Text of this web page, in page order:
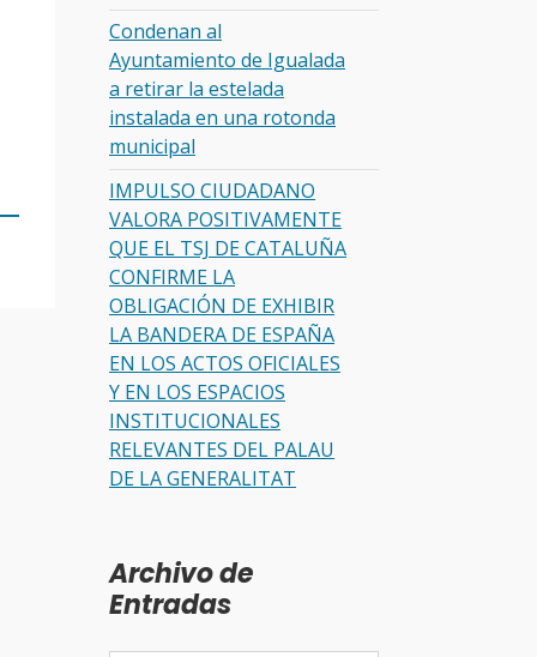
Condenan al
Ayuntamiento de Igualada
a retirar la estelada
instalada en una rotonda
municipal
IMPULSO CIUDADANO
VALORA POSITIVAMENTE
QUE EL TSJ DE CATALUÑA
CONFIRME LA
OBLIGACIÓN DE EXHIBIR
LA BANDERA DE ESPAÑA
EN LOS ACTOS OFICIALES
Y EN LOS ESPACIOS
INSTITUCIONALES
RELEVANTES DEL PALAU
DE LA GENERALITAT
Archivo de
Entradas